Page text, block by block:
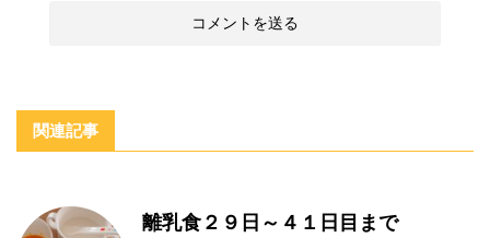
関連記事
離乳食２９日～４１日目まで